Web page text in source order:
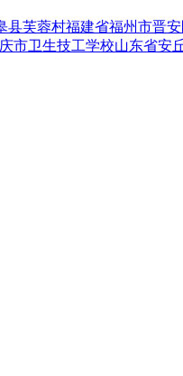
县芙蓉村福建省福州市晋
市卫生技工学校山东省安